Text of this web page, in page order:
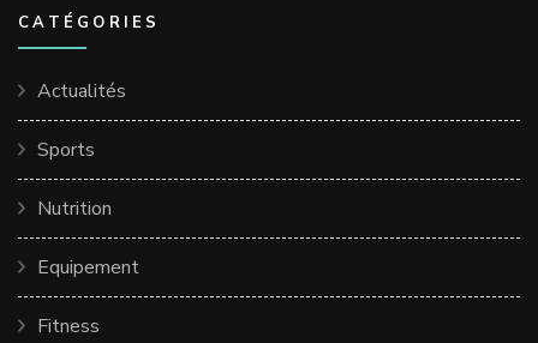
CATÉGORIES
Actualités
Sports
Nutrition
Equipement
Fitness